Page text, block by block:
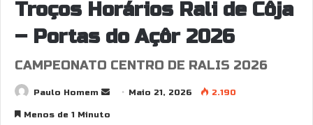
Troços Horários Rali de Côja
– Portas do Açôr 2026
CAMPEONATO CENTRO DE RALIS 2026
Paulo Homem
SendMaio 21, 2026 2.190
Menos de 1 Minuto